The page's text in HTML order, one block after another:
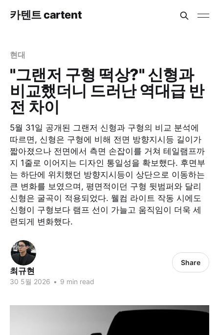
카텐트 cartent
현대
"그랜저 구형 떡상?" 신형과
비교했더니 드러난 역대급 반
전 차이
5월 31일 공개된 그랜저 신형과 구형의 비교 분석에
따르면, 신형은 구형에 비해 전면 방향지시등 길이가
짧아졌으나 전면에서 측면 손잡이를 거쳐 테일램프까
지 1줄로 이어지는 디자인 통일성을 확보했다. 후면부
는 하단에 위치했던 방향지시등이 상단으로 이동하는
큰 변화를 보였으며, 평면적이던 구형 뒷범퍼와 달리
신형은 굴곡이 적용되었다. 웰컴 라이트 작동 시에도
신형이 구형보다 램프 선이 가늘고 움직임이 더욱 세
련되게 변화했다.
최규현
30 5월 2026 • 9 min read
Share